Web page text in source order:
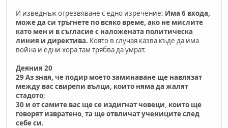
И изведнъж отрезвяване с едно изречение: Има 6 входа,
може да си тръгнете по всяко време, ако не мислите
като мен и в съгласие с наложената политическа
линия и директива. Която в случая казва къде да има
война и едни хора там трябва да умрат.
Деяния 20
29 Аз зная, че подир моето заминаване ще навлязат
между вассвирепи вълци, които няма да жалят
стадото;
30 и от самите вас ще се издигнат човеци, които ще
говорят извратено, та ще отвличат учениците след
себе си.